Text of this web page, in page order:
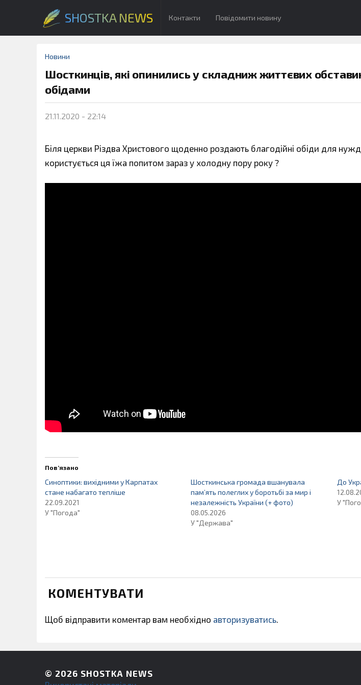
SHOSTKA NEWS Контакти Повідомити новину
Новини
Шосткинців, які опинились у складниж життєвих
обідами
21.11.2020 - 22:14
Біля церкви Різдва Христового щоденно роздають благодійні обіди для
користується ця їжа попитом зараз у холодну пору року ?
Пов’язано
Синоптики: вихідними у Карпатах
стане набагато тепліше
22.09.2021
У "Погода"
Шосткинська громада вшанувала
пам’ять полеглих у боротьбі за мир і
незалежність України (+ фото)
08.05.2026
У "Держава"
До
У
КОМЕНТУВАТИ
Щоб відправити коментар вам необхідно авторизуватись
© 2026 SHOSTKA NEWS